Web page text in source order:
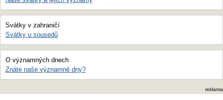
Svátky v zahraničí
Svátky u sousedů
O významných dnech
Znáte naše významné dny?
reklama